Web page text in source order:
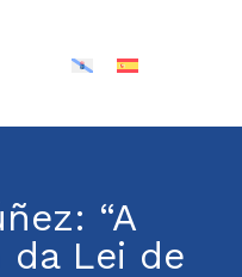
“A
Lei de